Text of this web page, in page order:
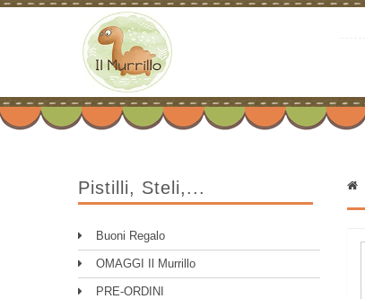
Pistilli, Steli,...
Buoni Regalo
OMAGGI Il Murrillo
PRE-ORDINI